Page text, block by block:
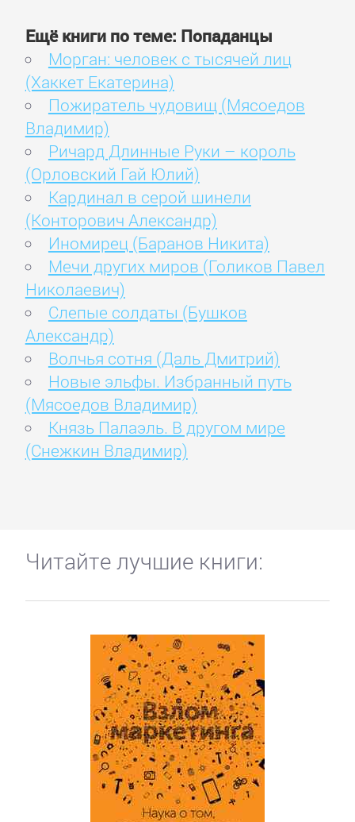
Ещё книги по теме: Попаданцы
Морган: человек с тысячей лиц
(Хаккет Екатерина)
Пожиратель чудовищ (Мясоедов
Владимир)
Ричард Длинные Руки – король
(Орловский Гай Юлий)
Кардинал в серой шинели
(Конторович Александр)
Иномирец (Баранов Никита)
Мечи других миров (Голиков Павел
Николаевич)
Слепые солдаты (Бушков
Александр)
Волчья сотня (Даль Дмитрий)
Новые эльфы. Избранный путь
(Мясоедов Владимир)
Князь Палаэль. В другом мире
(Снежкин Владимир)
Читайте лучшие книги: